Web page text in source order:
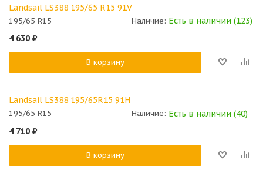
Landsail LS388 195/65 R15 91V
195/65 R15 Наличие: Есть в наличии (123)
4 630 ₽
В корзину
Landsail LS388 195/65R15 91H
195/65 R15 Наличие: Есть в наличии (40)
4 710 ₽
В корзину